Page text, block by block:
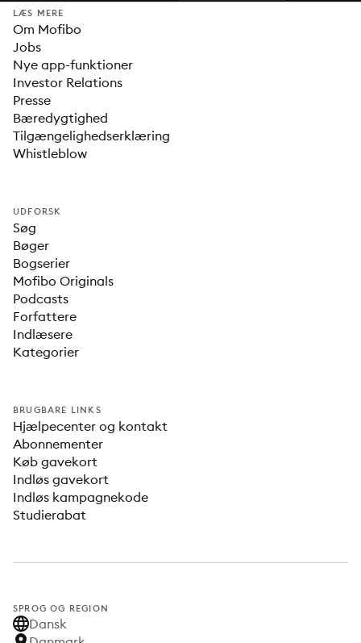
LÆS MERE
Om Mofibo
Jobs
Nye app-funktioner
Investor Relations
Presse
Bæredygtighed
Tilgængelighedserklæring
Whistleblow
UDFORSK
Søg
Bøger
Bogserier
Mofibo Originals
Podcasts
Forfattere
Indlæsere
Kategorier
BRUGBARE LINKS
Hjælpecenter og kontakt
Abonnementer
Køb gavekort
Indløs gavekort
Indløs kampagnekode
Studierabat
SPROG OG REGION
Dansk